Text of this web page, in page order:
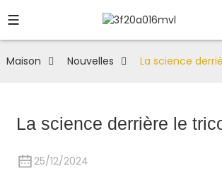
Maison Nouvelles La science
La science derrière le
25/12/2024